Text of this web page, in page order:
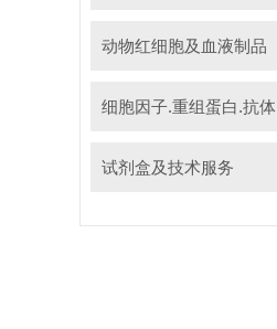
动物红细胞及血液制品
细胞因子.重组蛋白.抗体
试剂盒及技术服务